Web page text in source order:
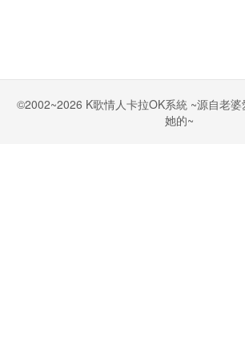
©2002~2026 K歌情人卡拉OK系統 ~源自老
她的~